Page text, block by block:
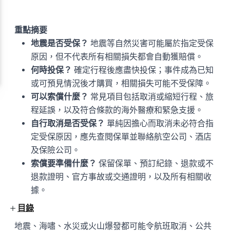
重點摘要
地震是否受保？ 地震等自然災害可能屬於指定受保
原因，但不代表所有相關損失都會自動獲賠償。
何時投保？ 確定行程後應盡快投保；事件成為已知
或可預見情況後才購買，相關損失可能不受保障。
可以索償什麼？ 常見項目包括取消或縮短行程、旅
程延誤，以及符合條款的海外醫療和緊急支援。
自行取消是否受保？ 單純因擔心而取消未必符合指
定受保原因，應先查閱保單並聯絡航空公司、酒店
及保險公司。
索償要準備什麼？ 保留保單、預訂紀錄、退款或不
退款證明、官方事故或交通證明，以及所有相關收
據。
目錄
地震、海嘯、水災或火山爆發都可能令航班取消、公共